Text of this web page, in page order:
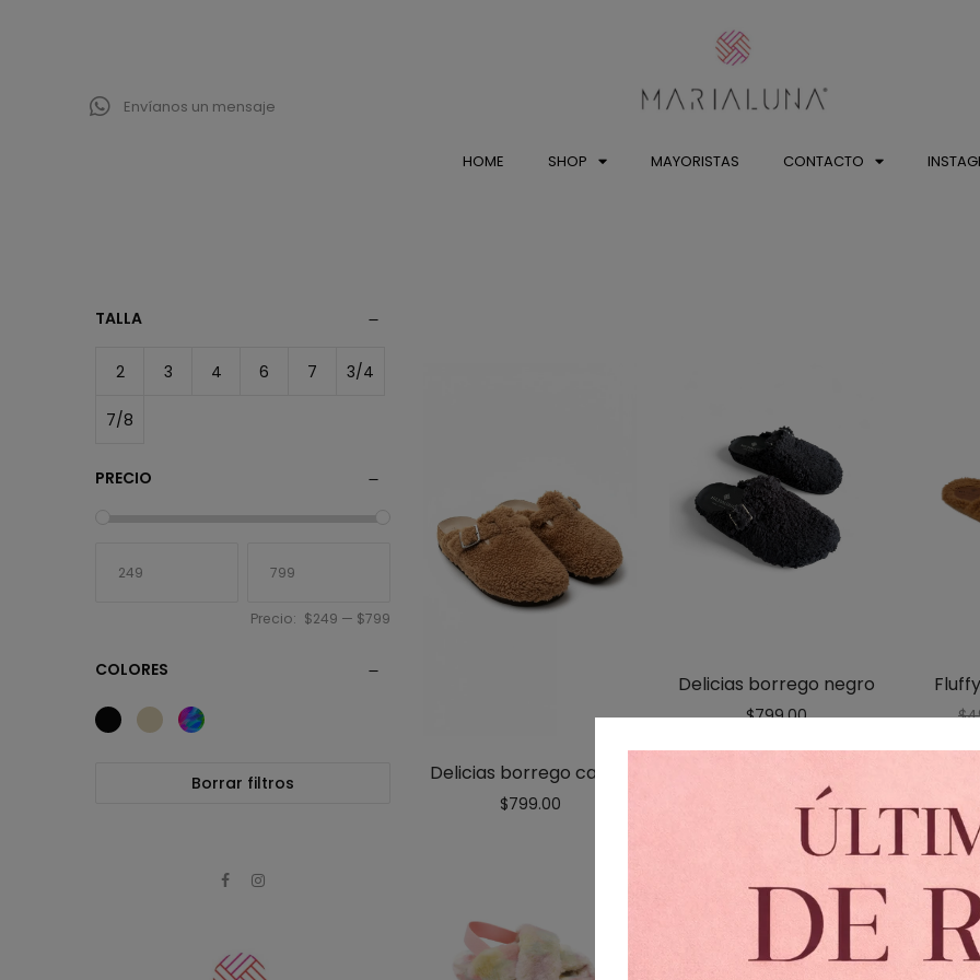
Envíanos un mensaje
HOME SHOP MAYORISTAS CONTACTO
Delicias borrego camel
$799.00
Delicias borrego negro
$799.00 $
TALLA
2 3 4 6 7 3/4
7/8
PRECIO
Precio: $249 — $799
COLORES
Borrar filtros